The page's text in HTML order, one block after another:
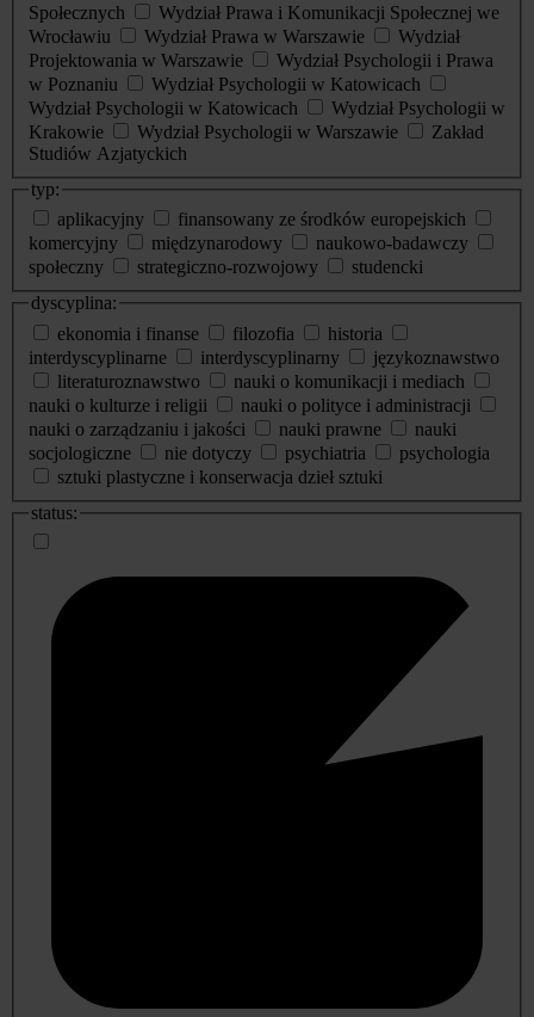
Społecznych
Wydział Prawa i Komunikacji Społecznej we
Wrocławiu
Wydział Prawa w Warszawie
Wydział
Projektowania w Warszawie
Wydział Psychologii i Prawa
w Poznaniu
Wydział Psychologii w Katowicach
Wydział Psychologii w Katowicach
Wydział Psychologii w
Krakowie
Wydział Psychologii w Warszawie
Zakład
Studiów Azjatyckich
typ:
aplikacyjny
finansowany ze środków europejskich
komercyjny
międzynarodowy
naukowo-badawczy
społeczny
strategiczno-rozwojowy
studencki
dyscyplina:
ekonomia i finanse
filozofia
historia
interdyscyplinarne
interdyscyplinarny
językoznawstwo
literaturoznawstwo
nauki o komunikacji i mediach
nauki o kulturze i religii
nauki o polityce i administracji
nauki o zarządzaniu i jakości
nauki prawne
nauki
socjologiczne
nie dotyczy psychiatria
psychologia
sztuki plastyczne i konserwacja dzieł sztuki
status: